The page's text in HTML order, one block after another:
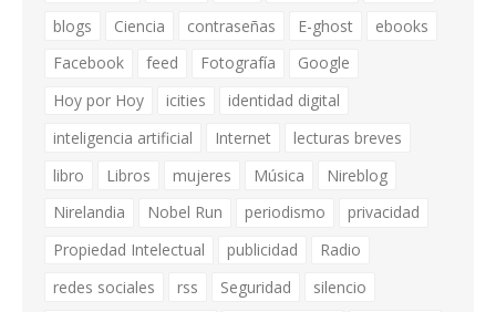
blogs
Ciencia contraseñas E-ghost
ebooks
Facebook
feed Fotografía
Google
Hoy por Hoy
icities
identidad digital
inteligencia artificial
Internet
lecturas breves
libro
Libros mujeres Música
Nireblog
Nirelandia
Nobel Run periodismo
privacidad
Propiedad Intelectual
publicidad
Radio
redes sociales
rss Seguridad
silencio